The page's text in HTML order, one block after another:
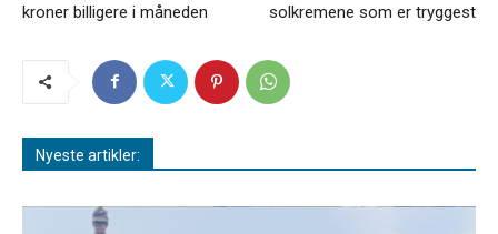
kroner billigere i måneden
solkremene som er tryggest
Nyeste artikler: